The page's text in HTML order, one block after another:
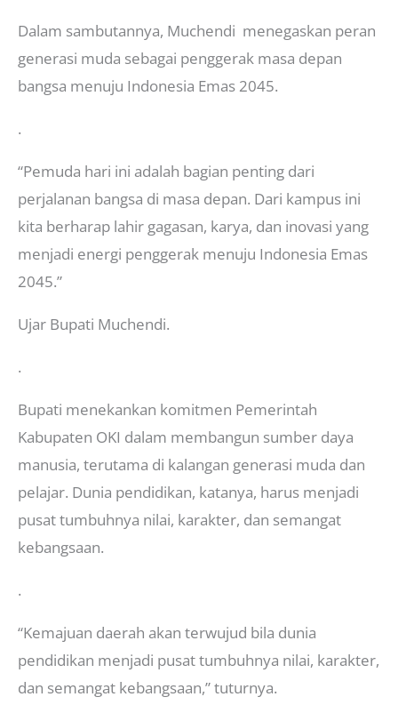
Dalam sambutannya, Muchendi menegaskan peran
generasi muda sebagai penggerak masa depan
bangsa menuju Indonesia Emas 2045.
.
“Pemuda hari ini adalah bagian penting dari
perjalanan bangsa di masa depan. Dari kampus ini
kita berharap lahir gagasan, karya, dan inovasi yang
menjadi energi penggerak menuju Indonesia Emas
2045.”
Ujar Bupati Muchendi.
.
Bupati menekankan komitmen Pemerintah
Kabupaten OKI dalam membangun sumber daya
manusia, terutama di kalangan generasi muda dan
pelajar. Dunia pendidikan, katanya, harus menjadi
pusat tumbuhnya nilai, karakter, dan semangat
kebangsaan.
.
“Kemajuan daerah akan terwujud bila dunia
pendidikan menjadi pusat tumbuhnya nilai, karakter,
dan semangat kebangsaan,” tuturnya.